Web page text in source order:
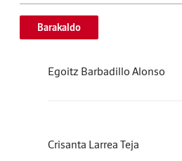
Barakaldo
Egoitz Barbadillo Alonso
Crisanta Larrea Teja